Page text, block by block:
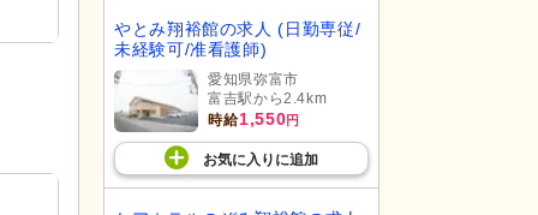
やとみ翔裕館の求人 (日勤専従/
未経験可/准看護師)
愛知県弥富市
富吉駅から2.4km
時給1,550円
お気に入り に追加